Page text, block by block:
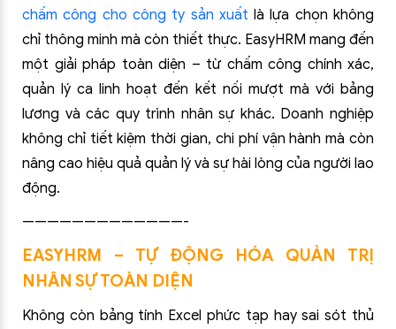
chấm công cho công ty sản xuất là lựa chọn không
chỉ thông minh mà còn thiết thực. EasyHRM mang đến
một giải pháp toàn diện – từ chấm công chính xác,
quản lý ca linh hoạt đến kết nối mượt mà với bảng
lương và các quy trình nhân sự khác. Doanh nghiệp
không chỉ tiết kiệm thời gian, chi phí vận hành mà còn
nâng cao hiệu quả quản lý và sự hài lòng của người lao
động.
—————————————-
EASYHRM – TỰ ĐỘNG HÓA QUẢN TRỊ
NHÂN SỰ TOÀN DIỆN
Không còn bảng tính Excel phức tạp hay sai sót thủ